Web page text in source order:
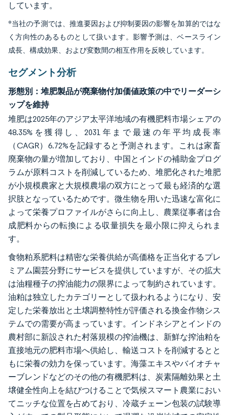
しています。
*当社の予測では、推進要因および抑制要因の影響を加算的ではな
く方向性のあるものとして扱います。影響予測は、ベースライン
成長、構成効果、および変数間の相互作用を反映しています。
セグメント分析
形態別：堆肥製品が廃棄物付加価値政策の中でリーダーシ
ップを維持
堆肥は2025年のアジア太平洋地域の有機肥料市場シェアの
48.35%を獲得し、2031年まで最速の年平均成長率
（CAGR）6.72%を記録すると予測されます。これは家畜
廃棄物の量が増加しており、中国とインドの補助金プログ
ラムが原料コストを削減しているため、堆肥化された堆肥
が小規模農家と大規模農場の双方にとって最も経済的な選
択肢となっているためです。微生物を用いた迅速な富化に
よって栄養プロファイルがさらに向上し、農業従事者は合
成肥料からの転換による収量損失を最小限に抑えられま
す。
食物粕系肥料は精密な栄養供給が高価格を正当化するプレ
ミアム園芸分野にサービスを提供していますが、その拡大
は油糧種子の搾油能力の限界によって制約されています。
油粕は独立したカテゴリーとして扱われるようになり、安
定した栄養放出と土壌調整特性が評価される換金作物シス
テムでの需要が高まっています。インドネシアとインドの
農村部に新設された村落規模の搾油機は、新鮮な搾油粕を
直接地元の肥料市場へ供給し、輸送コストを削減するとと
もに栄養の効力を保っています。海藻エキスやバイオチャ
ーブレンドなどのその他の有機肥料は、炭素隔離効果と土
壌健全性向上を結びつけることで気候スマート農業におい
てニッチな位置を占めており、冷蔵チェーン包装の試験導